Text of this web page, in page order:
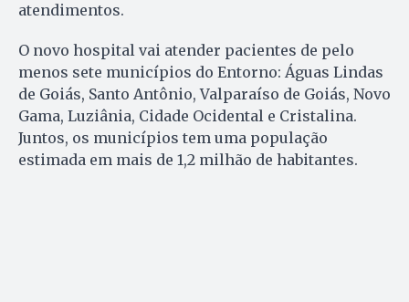
atendimentos.
O novo hospital vai atender pacientes de pelo
menos sete municípios do Entorno: Águas Lindas
de Goiás, Santo Antônio, Valparaíso de Goiás, Novo
Gama, Luziânia, Cidade Ocidental e Cristalina.
Juntos, os municípios tem uma população
estimada em mais de 1,2 milhão de habitantes.